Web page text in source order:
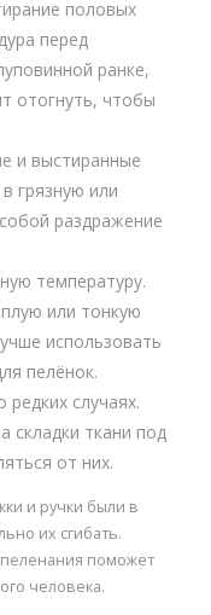
половых
перед
ранке,
отогнуть, чтобы
и выстиранные
грязную или
раздражение
температуру.
или тонкую
использовать
пелёнок.
случаях.
складки ткани под
от них.
и ручки были в
их сгибать.
поможет
человека.